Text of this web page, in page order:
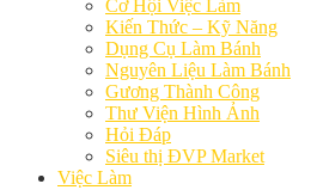
Cơ Hội Việc Làm
Kiến Thức – Kỹ Năng
Dụng Cụ Làm Bánh
Nguyên Liệu Làm Bánh
Gương Thành Công
Thư Viện Hình Ảnh
Hỏi Đáp
Siêu thị ĐVP Market
Việc Làm